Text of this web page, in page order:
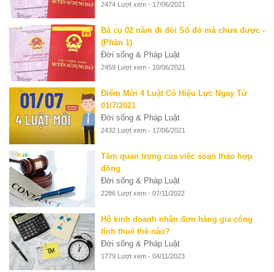
2474 Lượt xem - 17/06/2021
Bà cụ 02 năm đi đòi Sổ đỏ mà chưa được -
(Phần 1)
Đời sống & Pháp Luật
2459 Lượt xem - 10/06/2021
Điểm Mới 4 Luật Có Hiệu Lực Ngay Từ
01/7/2021
Đời sống & Pháp Luật
2432 Lượt xem - 17/06/2021
Tầm quan trọng của việc soạn thảo hợp
đồng
Đời sống & Pháp Luật
2286 Lượt xem - 07/11/2022
Hộ kinh doanh nhận đơn hàng gia công
tính thuế thế nào?
Đời sống & Pháp Luật
1779 Lượt xem - 04/11/2023